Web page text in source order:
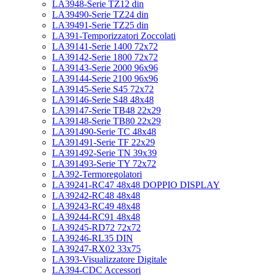
LA3948-Serie TZ12 din
LA39490-Serie TZ24 din
LA39491-Serie TZ25 din
LA391-Temporizzatori Zoccolati
LA39141-Serie 1400 72x72
LA39142-Serie 1800 72x72
LA39143-Serie 2000 96x96
LA39144-Serie 2100 96x96
LA39145-Serie S45 72x72
LA39146-Serie S48 48x48
LA39147-Serie TB48 22x29
LA39148-Serie TB80 22x29
LA391490-Serie TC 48x48
LA391491-Serie TF 22x29
LA391492-Serie TN 39x39
LA391493-Serie TY 72x72
LA392-Termoregolatori
LA39241-RC47 48x48 DOPPIO DISPLAY
LA39242-RC48 48x48
LA39243-RC49 48x48
LA39244-RC91 48x48
LA39245-RD72 72x72
LA39246-RL35 DIN
LA39247-RX02 33x75
LA393-Visualizzatore Digitale
LA394-CDC Accessori